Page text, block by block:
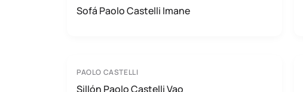
Sofá Paolo Castelli Imane
PAOLO CASTELLI
Sillón Paolo Castelli Vao